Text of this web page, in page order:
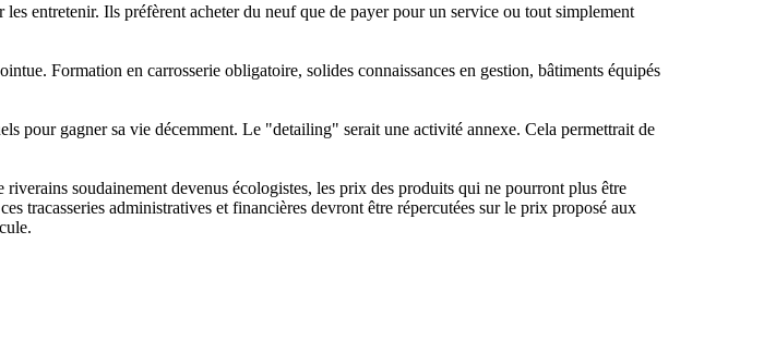
entretenir. Ils préfèrent acheter du neuf que de payer pour un service ou tout simplement
Formation en carrosserie obligatoire, solides connaissances en gestion, bâtiments équipés
pour gagner sa vie décemment. Le "detailing" serait une activité annexe. Cela permettrait de
soudainement devenus écologistes, les prix des produits qui ne pourront plus être
tracasseries administratives et financières devront être répercutées sur le prix proposé aux